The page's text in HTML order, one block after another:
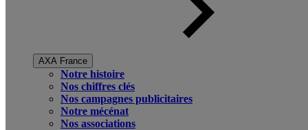
AXA France
Notre histoire
Nos chiffres clés
Nos campagnes publicitaires
Notre mécénat
Nos associations